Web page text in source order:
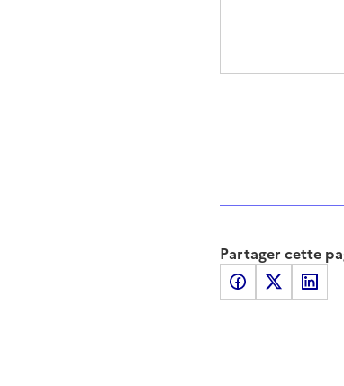
Partager cette
Partager sur Facebook
Partager sur X
Partager